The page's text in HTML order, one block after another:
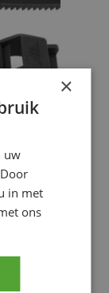
part
&
×
uw
in met
ons